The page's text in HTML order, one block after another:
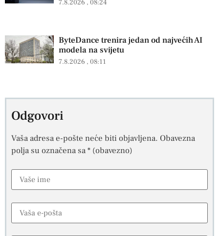
7.8.2026 08:24
ByteDance trenira jedan od najvećih AI
modela na svijetu
7.8.2026 08:11
Odgovori
Vaša adresa e-pošte neće biti objavljena. Obavezna
polja su označena sa* (obavezno)